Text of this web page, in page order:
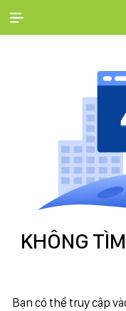
KHÔNG
Bạn có thể truy cập